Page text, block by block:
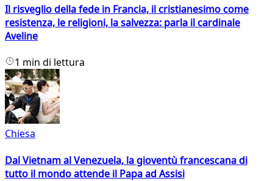
Il risveglio della fede in Francia, il cristianesimo come
resistenza, le religioni, la salvezza: parla il cardinale
Aveline
1 min di lettura
Chiesa
Dal Vietnam al Venezuela, la gioventù francescana di
tutto il mondo attende il Papa ad Assisi